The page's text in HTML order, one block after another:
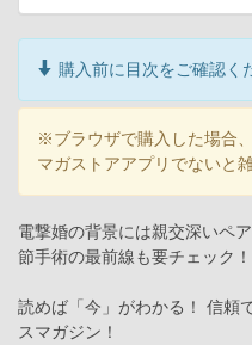
購入前に目次をご確認く
※ブラウザで購入した場合
マガストアアプリでないと
電撃婚の背景には親交深いペ
節手術の最前線も要チェック！
読めば「今」がわかる！ 信頼
スマガジン！